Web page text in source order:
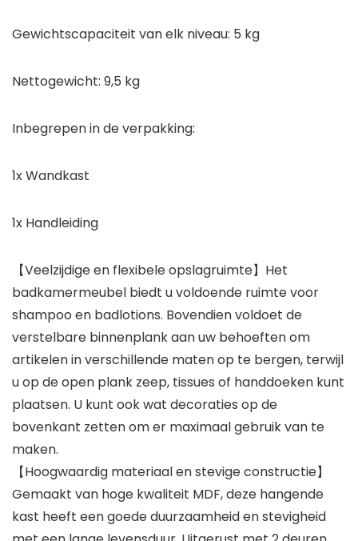
Gewichtscapaciteit van elk niveau: 5 kg
Nettogewicht: 9,5 kg
Inbegrepen in de verpakking:
1x Wandkast
1x Handleiding
【Veelzijdige en flexibele opslagruimte】Het
badkamermeubel biedt u voldoende ruimte voor
shampoo en badlotions. Bovendien voldoet de
verstelbare binnenplank aan uw behoeften om
artikelen in verschillende maten op te bergen, terwijl
u op de open plank zeep, tissues of handdoeken kunt
plaatsen. U kunt ook wat decoraties op de
bovenkant zetten om er maximaal gebruik van te
maken.
【Hoogwaardig materiaal en stevige constructie】
Gemaakt van hoge kwaliteit MDF, deze hangende
kast heeft een goede duurzaamheid en stevigheid